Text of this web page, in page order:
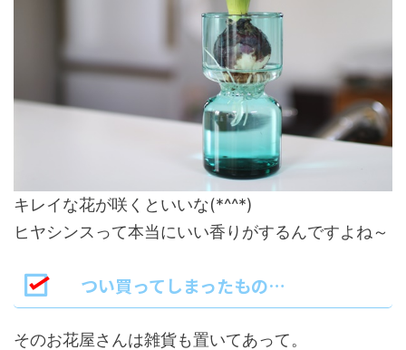
キレイな花が咲くといいな(*^^*)
ヒヤシンスって本当にいい香りがするんですよね～
つい買ってしまったもの…
そのお花屋さんは雑貨も置いてあって。